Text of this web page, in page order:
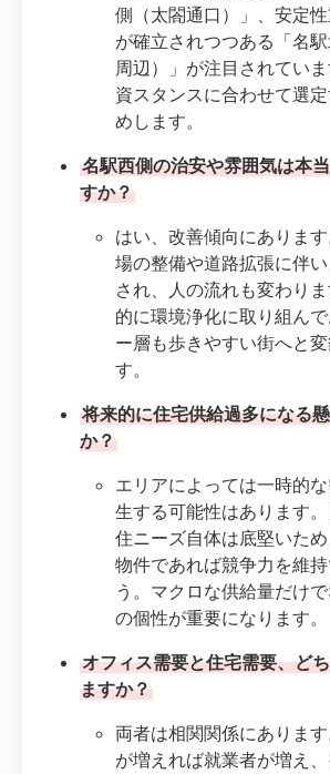
側（太閤通口）」、安定
が確立されつつある「名
周辺）」が注目されてい
資スタンスに合わせて選
めします。
名駅西側の治安や雰囲気は本
すか？
はい、改善傾向にありま
場の整備や道路拡張に伴
され、人の流れも変わり
的に環境浄化に取り組ん
ー層も歩きやすい街へと
す。
将来的に住宅供給過多になる
か？
エリアによっては一時的
生する可能性はあります
住ニーズ自体は底堅いた
物件であれば競争力を維
う。マクロな供給量だけ
の個性が重要になります。
オフィス需要と住宅需要、ど
ますか？
両者は相関関係にありま
が増えれば就業者が増え